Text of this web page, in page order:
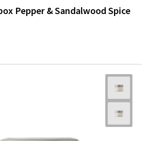
Pepper & Sandalwood Spice